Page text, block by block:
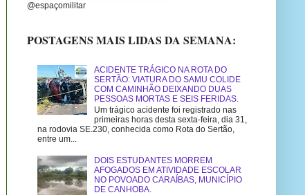
@espaçomilitar
POSTAGENS MAIS LIDAS DA SEMANA:
ACIDENTE TRÁGICO NA ROTA DO
SERTÃO: VIATURA DO SAMU COLIDE
COM CAMINHÃO DEIXANDO DUAS
PESSOAS MORTAS E SEIS FERIDAS.
Um trágico acidente foi registrado nas
primeiras horas desta sexta-feira, dia 31,
na rodovia SE.230, conhecida como Rota do Sertão,
entre um...
DOIS ESTUDANTES MORREM
AFOGADOS EM ATIVIDADE ESCOLAR
NO POVOADO CARAÍBAS, MUNICÍPIO
DE CANHOBA.